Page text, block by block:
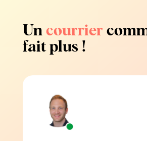
Un courrier
fait plus !